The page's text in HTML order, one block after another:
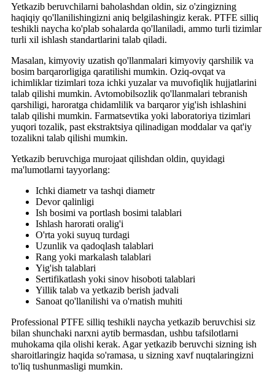
Yetkazib beruvchilarni baholashdan oldin, siz o'zingizning
haqiqiy qo'llanilishingizni aniq belgilashingiz kerak. PTFE silliq
teshikli naycha ko'plab sohalarda qo'llaniladi, ammo turli tizimlar
turli xil ishlash standartlarini talab qiladi.
Masalan, kimyoviy uzatish qo'llanmalari kimyoviy qarshilik va
bosim barqarorligiga qaratilishi mumkin. Oziq-ovqat va
ichimliklar tizimlari toza ichki yuzalar va muvofiqlik hujjatlarini
talab qilishi mumkin. Avtomobilsozlik qo'llanmalari tebranish
qarshiligi, haroratga chidamlilik va barqaror yig'ish ishlashini
talab qilishi mumkin. Farmatsevtika yoki laboratoriya tizimlari
yuqori tozalik, past ekstraktsiya qilinadigan moddalar va qat'iy
tozalikni talab qilishi mumkin.
Yetkazib beruvchiga murojaat qilishdan oldin, quyidagi
ma'lumotlarni tayyorlang:
Ichki diametr va tashqi diametr
Devor qalinligi
Ish bosimi va portlash bosimi talablari
Ishlash harorati oralig'i
O'rta yoki suyuq turdagi
Uzunlik va qadoqlash talablari
Rang yoki markalash talablari
Yig'ish talablari
Sertifikatlash yoki sinov hisoboti talablari
Yillik talab va yetkazib berish jadvali
Sanoat qo'llanilishi va o'rnatish muhiti
Professional PTFE silliq teshikli naycha yetkazib beruvchisi siz
bilan shunchaki narxni aytib bermasdan, ushbu tafsilotlarni
muhokama qila olishi kerak. Agar yetkazib beruvchi sizning ish
sharoitlaringiz haqida so'ramasa, u sizning xavf nuqtalaringizni
to'liq tushunmasligi mumkin.